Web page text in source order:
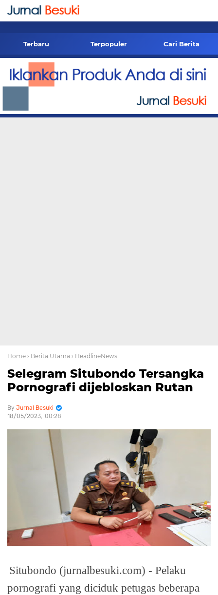
-->
Terbaru Terpopuler Cari Berita
Home › Berita Utama › HeadlineNews
Selegram Situbondo Tersangka
Pornografi dijebloskan Rutan
Jurnal Besuki
18/05/2023 00:28
Situbondo (jurnalbesuki.com) - Pelaku
pornografi yang diciduk petugas beberapa